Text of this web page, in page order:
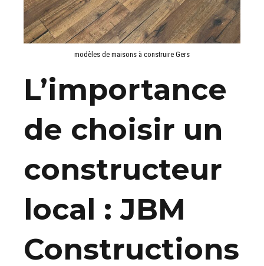
modèles de maisons à construire Gers
L’importance
de choisir un
constructeur
local : JBM
Constructions